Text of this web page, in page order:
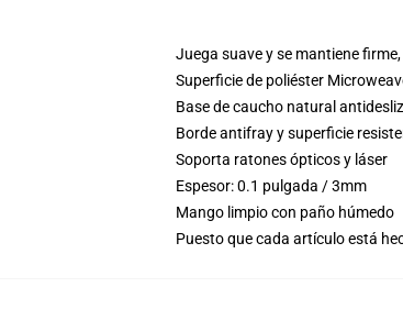
Juega suave y se mantiene
Superficie de poliéster
Base de caucho natural
Borde antifray y superficie
Soporta ratones ópticos y láser
Espesor: 0.1 pulgada / 3mm
Mango limpio con paño húmedo
Puesto que cada artículo está